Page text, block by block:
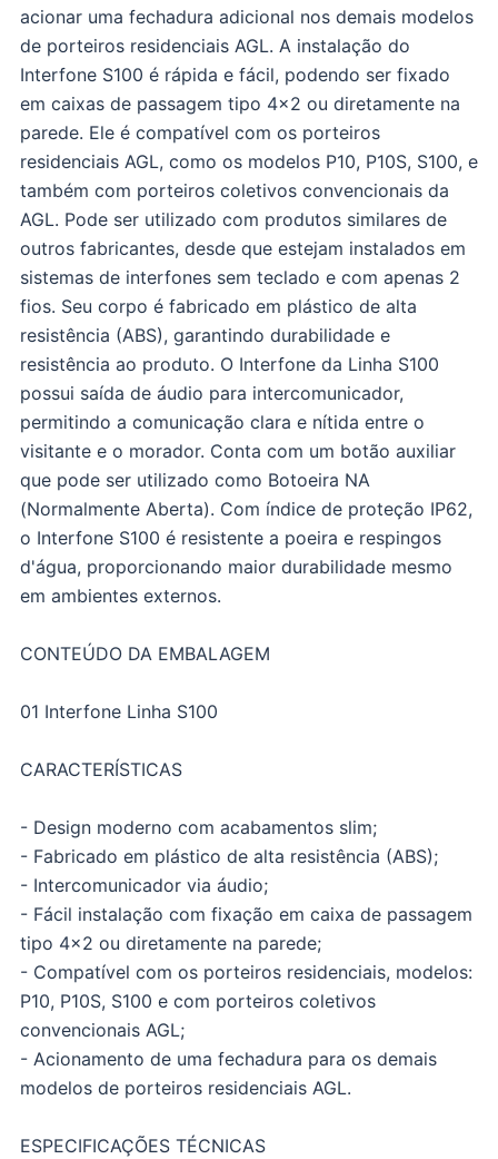
acionar uma fechadura adicional nos demais modelos
de porteiros residenciais AGL. A instalação do
Interfone S100 é rápida e fácil, podendo ser fixado
em caixas de passagem tipo 4x2 ou diretamente na
parede. Ele é compatível com os porteiros
residenciais AGL, como os modelos P10, P10S, S100, e
também com porteiros coletivos convencionais da
AGL. Pode ser utilizado com produtos similares de
outros fabricantes, desde que estejam instalados em
sistemas de interfones sem teclado e com apenas 2
fios. Seu corpo é fabricado em plástico de alta
resistência (ABS), garantindo durabilidade e
resistência ao produto. O Interfone da Linha S100
possui saída de áudio para intercomunicador,
permitindo a comunicação clara e nítida entre o
visitante e o morador. Conta com um botão auxiliar
que pode ser utilizado como Botoeira NA
(Normalmente Aberta). Com índice de proteção IP62,
o Interfone S100 é resistente a poeira e respingos
d'água, proporcionando maior durabilidade mesmo
em ambientes externos.
CONTEÚDO DA EMBALAGEM
01 Interfone Linha S100
CARACTERÍSTICAS
- Design moderno com acabamentos slim;
- Fabricado em plástico de alta resistência (ABS);
- Intercomunicador via áudio;
- Fácil instalação com fixação em caixa de passagem
tipo 4x2 ou diretamente na parede;
- Compatível com os porteiros residenciais, modelos:
P10, P10S, S100 e com porteiros coletivos
convencionais AGL;
- Acionamento de uma fechadura para os demais
modelos de porteiros residenciais AGL.
ESPECIFICAÇÕES TÉCNICAS